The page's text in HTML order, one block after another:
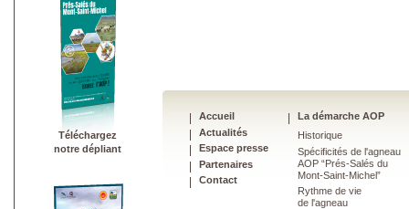
Téléchargez
notre dépliant
Accueil
Actualités
Espace presse
Partenaires
Contact
La démarche AOP
Historique
Spécificités de l'agneau
AOP “Prés-Salés du
Mont-Saint-Michel”
Rythme de vie
de l'agneau